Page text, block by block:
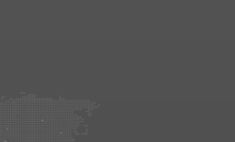
конференция по обобщению